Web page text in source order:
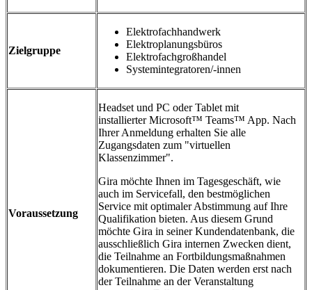
Zielgruppe
Elektrofachhandwerk
Elektroplanungsbüros
Elektrofachgroßhandel
Systemintegratoren/-innen
Voraussetzung
Headset und PC oder Tablet mit
installierter Microsoft™ Teams™ App. Nach
Ihrer Anmeldung erhalten Sie alle
Zugangsdaten zum "virtuellen
Klassenzimmer".
Gira möchte Ihnen im Tagesgeschäft, wie
auch im Servicefall, den bestmöglichen
Service mit optimaler Abstimmung auf Ihre
Qualifikation bieten. Aus diesem Grund
möchte Gira in seiner Kundendatenbank, die
ausschließlich Gira internen Zwecken dient,
die Teilnahme an Fortbildungsmaßnahmen
dokumentieren. Die Daten werden erst nach
der Teilnahme an der Veranstaltung